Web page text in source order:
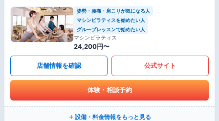
姿勢・腰痛・肩こりが気になる人
マシンピラティスを始めたい人
グループレッスンで始めたい人
マシンピラティス
24,200円〜
店舗情報を確認 公式サイト
体験・相談予約
設備・料金情報をもっと見る